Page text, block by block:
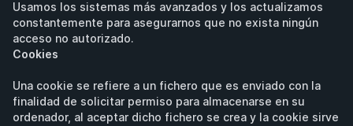
Usamos los sistemas más avanzados y los actualizamos
constantemente para asegurarnos que no exista ningún
acceso no autorizado.
Cookies
Una cookie se refiere a un fichero que es enviado con la
finalidad de solicitar permiso para almacenarse en su
ordenador, al aceptar dicho fichero se crea y la cookie sirve